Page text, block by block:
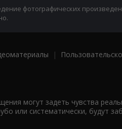
фотографических
|
могут задеть чувства
или систематически, будут